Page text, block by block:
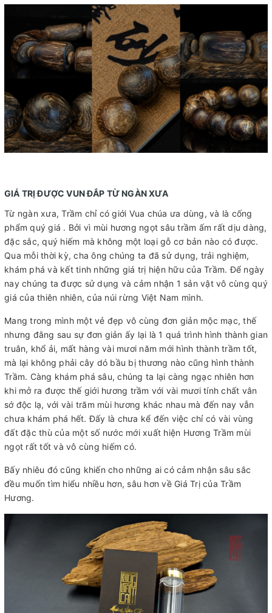
GIÁ TRỊ ĐƯỢC VUN ĐẮP TỪ NGÀN XƯA
Từ ngàn xưa, Trầm chỉ có giới Vua chúa ưa dùng, và là cống
phẩm quý giá . Bởi vì mùi hương ngọt sâu trầm ấm rất dịu dàng,
đặc sắc, quý hiếm mà không một loại gỗ cơ bản nào có được.
Qua mỗi thời kỳ, cha ông chúng ta đã sử dụng, trải nghiệm,
khám phá và kết tinh những giá trị hiện hữu của Trầm. Để ngày
nay chúng ta được sử dụng và cảm nhận 1 sản vật vô cùng quý
giá của thiên nhiên, của núi rừng Việt Nam mình.
Mang trong mình một vẻ đẹp vô cùng đơn giản mộc mạc, thế
nhưng đằng sau sự đơn giản ấy lại là 1 quá trình hình thành gian
truân, khổ ải, mất hàng vài mươi năm mới hình thành trầm tốt,
mà lại không phải cây dó bầu bị thương nào cũng hình thành
Trầm. Càng khám phá sâu, chúng ta lại càng ngạc nhiên hơn
khi mở ra được thế giới hương trầm với vài mươi tính chất vân
sớ độc lạ, với vài trăm mùi hương khác nhau mà đến nay vẫn
chưa khám phá hết. Đấy là chưa kể đến việc chỉ có vài vùng
đất đặc thù của một số nước mới xuất hiện Hương Trầm mùi
ngọt rất tốt và vô cùng hiếm có.
Bấy nhiêu đó cũng khiến cho những ai có cảm nhận sâu sắc
đều muốn tìm hiểu nhiều hơn, sâu hơn về Giá Trị của Trầm
Hương.